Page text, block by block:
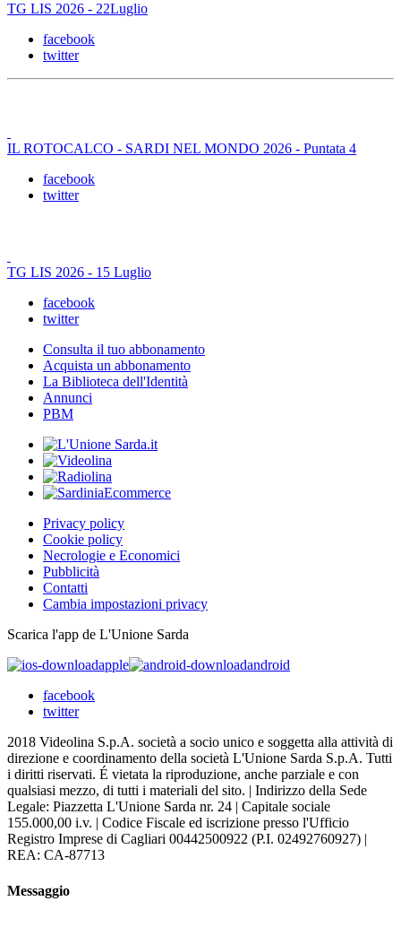
TG LIS 2026 - 22Luglio
facebook
twitter
IL ROTOCALCO - SARDI NEL MONDO 2026 - Puntata 4
facebook
twitter
TG LIS 2026 - 15 Luglio
facebook
twitter
Consulta il tuo abbonamento
Acquista un abbonamento
La Biblioteca dell'Identità
Annunci
PBM
Privacy policy
Cookie policy
Necrologie e Economici
Pubblicità
Contatti
Cambia impostazioni privacy
Scarica l'app de L'Unione Sarda
apple
android
facebook
twitter
2018 Videolina S.p.A. società a socio unico e soggetta alla attività di
direzione e coordinamento della società L'Unione Sarda S.p.A. Tutti
i diritti riservati. É vietata la riproduzione, anche parziale e con
qualsiasi mezzo, di tutti i materiali del sito. | Indirizzo della Sede
Legale: Piazzetta L'Unione Sarda nr. 24 | Capitale sociale
155.000,00 i.v. | Codice Fiscale ed iscrizione presso l'Ufficio
Registro Imprese di Cagliari 00442500922 (P.I. 02492760927) |
REA: CA-87713
Messaggio